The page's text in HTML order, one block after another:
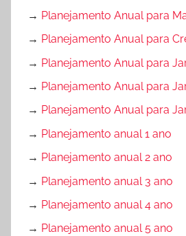
→ Planejamento Anual para
→ Planejamento Anual para
→ Planejamento Anual para
→ Planejamento Anual para
→ Planejamento Anual para
→ Planejamento anual 1 ano
→ Planejamento anual 2 ano
→ Planejamento anual 3 ano
→ Planejamento anual 4 ano
→ Planejamento anual 5 ano